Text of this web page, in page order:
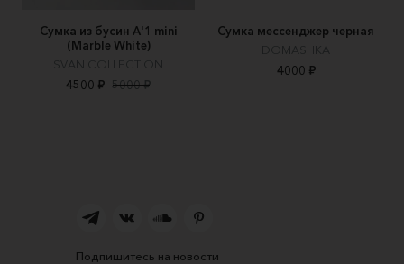
Сумка из бусин А'1 mini
(Marble White)
SVAN COLLECTION
4500 ₽ 5000 ₽
Сумка мессенджер черная
DOMASHKA
4000 ₽
Подпишитесь на новости